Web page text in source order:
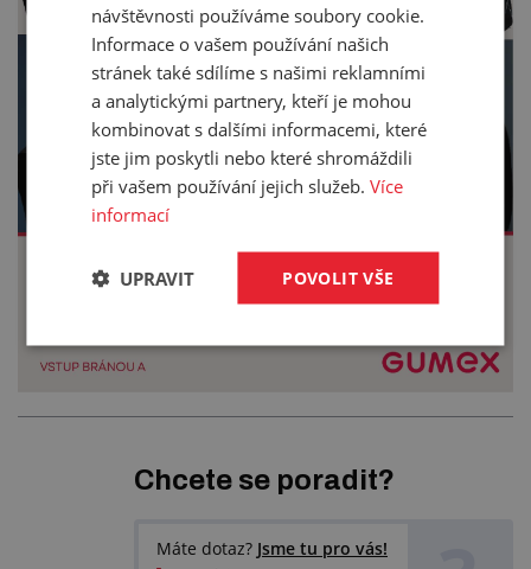
Chcete se poradit?
Máte dotaz? Jsme tu pro vás!
návštěvnosti používáme soubory cookie.
Informace o vašem používání našich
stránek také sdílíme s našimi reklamními
a analytickými partnery, kteří je mohou
kombinovat s dalšími informacemi, které
jste jim poskytli nebo které shromáždili
při vašem používání jejich služeb.Více
informací
POVOLIT VŠE
UPRAVIT